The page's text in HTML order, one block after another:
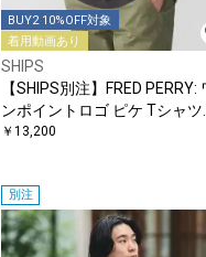
BUY2 10%OFF対象
着用動画あり
SHIPS
【SHIPS別注】FRED PERRY:
ンポイントロゴ ピケ Tシャツ
26SS
￥13,200
別注